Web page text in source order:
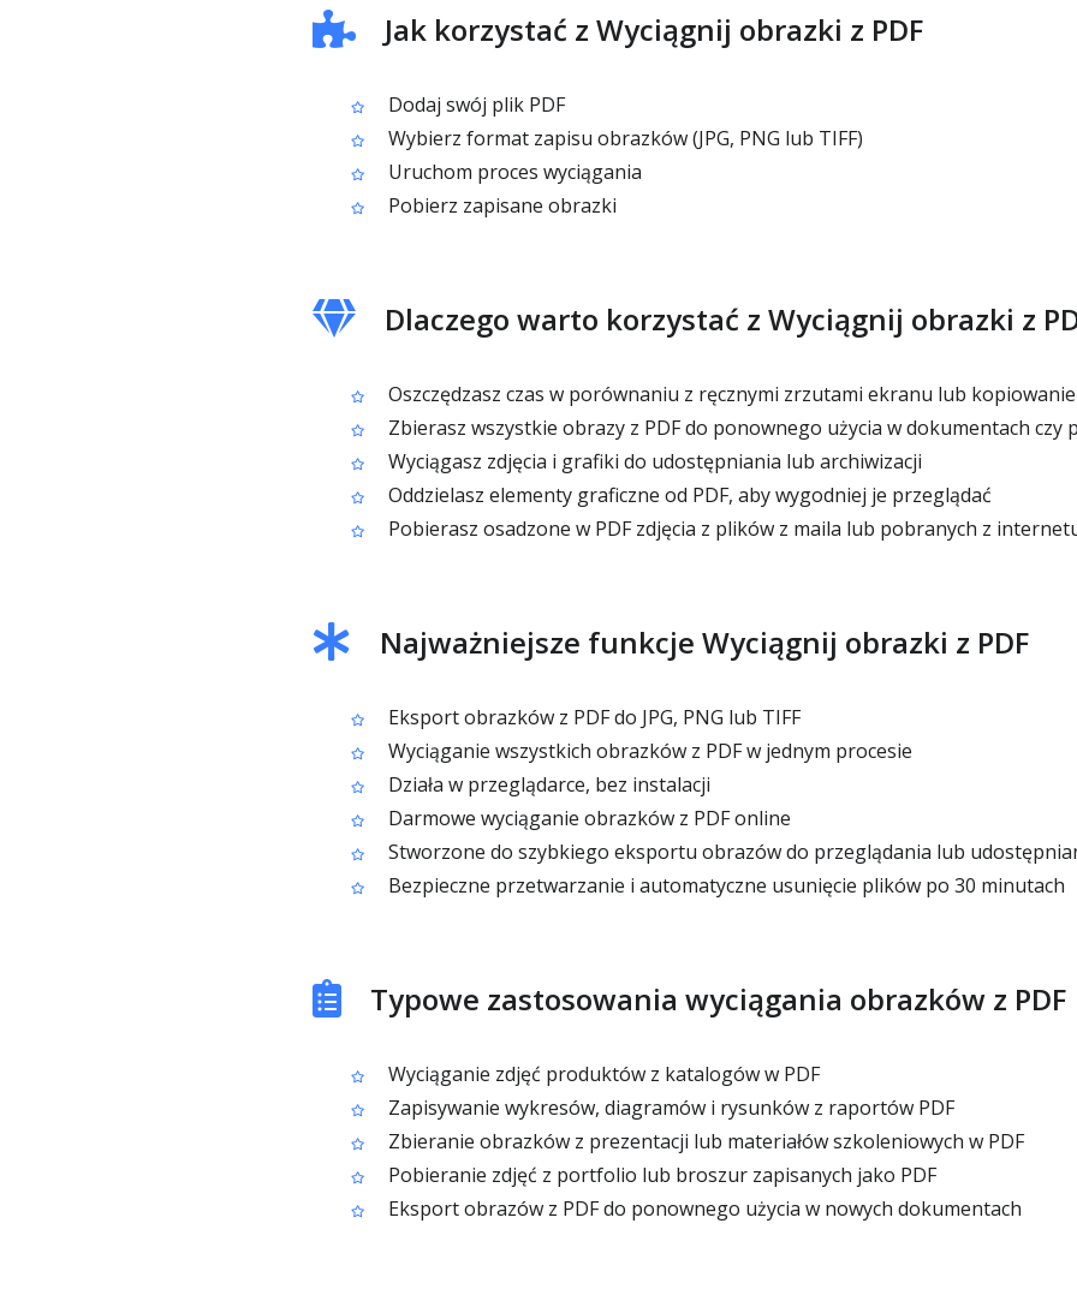
Jak korzystać z Wyciągnij obrazki z PDF
Dodaj swój plik PDF
Wybierz format zapisu obrazków (JPG, PNG lub TIFF)
Uruchom proces wyciągania
Pobierz zapisane obrazki
Dlaczego warto korzystać z Wyciągnij obrazki z
Oszczędzasz czas w porównaniu z ręcznymi zrzutami ekranu lub
Zbierasz wszystkie obrazy z PDF do ponownego użycia w dokumentach czy
Wyciągasz zdjęcia i grafiki do udostępniania lub archiwizacji
Oddzielasz elementy graficzne od PDF, aby wygodniej je przeglądać
Pobierasz osadzone w PDF zdjęcia z plików z maila lub pobranych z
Najważniejsze funkcje Wyciągnij obrazki z PDF
Eksport obrazków z PDF do JPG, PNG lub TIFF
Wyciąganie wszystkich obrazków z PDF w jednym procesie
Działa w przeglądarce, bez instalacji
Darmowe wyciąganie obrazków z PDF online
Stworzone do szybkiego eksportu obrazów do przeglądania lub
Bezpieczne przetwarzanie i automatyczne usunięcie plików po 30 minutach
Typowe zastosowania wyciągania obrazków z PDF
Wyciąganie zdjęć produktów z katalogów w PDF
Zapisywanie wykresów, diagramów i rysunków z raportów PDF
Zbieranie obrazków z prezentacji lub materiałów szkoleniowych w PDF
Pobieranie zdjęć z portfolio lub broszur zapisanych jako PDF
Eksport obrazów z PDF do ponownego użycia w nowych dokumentach